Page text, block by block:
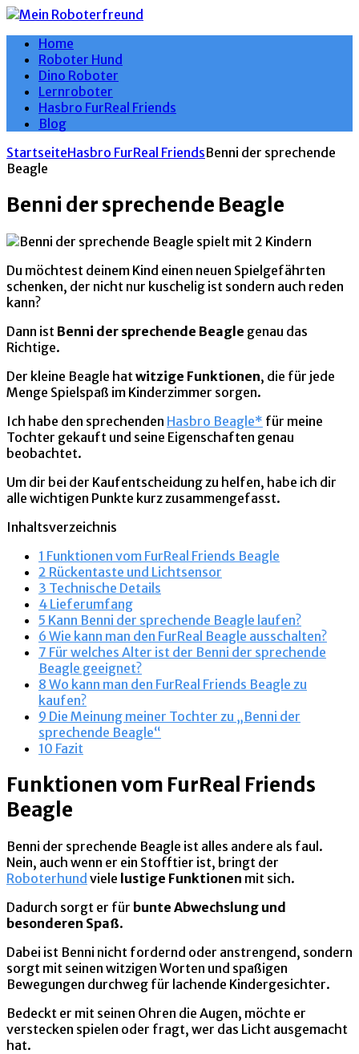
Home
Roboter Hund
Dino Roboter
Lernroboter
Hasbro FurReal Friends
Blog
StartseiteHasbro FurReal FriendsBenni der sprechende
Beagle
Benni der sprechende Beagle
Du möchtest deinem Kind einen neuen Spielgefährten
schenken, der nicht nur kuschelig ist sondern auch reden
kann?
Dann ist Benni der sprechende Beagle genau das
Richtige.
Der kleine Beagle hat witzige Funktionen, die für jede
Menge Spielspaß im Kinderzimmer sorgen.
Ich habe den sprechenden Hasbro Beagle* für meine
Tochter gekauft und seine Eigenschaften genau
beobachtet.
Um dir bei der Kaufentscheidung zu helfen, habe ich dir
alle wichtigen Punkte kurz zusammengefasst.
Inhaltsverzeichnis
1 Funktionen vom FurReal Friends Beagle
2 Rückentaste und Lichtsensor
3 Technische Details
4 Lieferumfang
5 Kann Benni der sprechende Beagle laufen?
6 Wie kann man den FurReal Beagle ausschalten?
7 Für welches Alter ist der Benni der sprechende
Beagle geeignet?
8 Wo kann man den FurReal Friends Beagle zu
kaufen?
9 Die Meinung meiner Tochter zu „Benni der
sprechende Beagle“
10 Fazit
Funktionen vom FurReal Friends
Beagle
Benni der sprechende Beagle ist alles andere als faul.
Nein, auch wenn er ein Stofftier ist, bringt der
Roboterhund viele lustige Funktionen mit sich.
Dadurch sorgt er für bunte Abwechslung und
besonderen Spaß.
Dabei ist Benni nicht fordernd oder anstrengend, sondern
sorgt mit seinen witzigen Worten und spaßigen
Bewegungen durchweg für lachende Kindergesichter.
Bedeckt er mit seinen Ohren die Augen, möchte er
verstecken spielen oder fragt, wer das Licht ausgemacht
hat.